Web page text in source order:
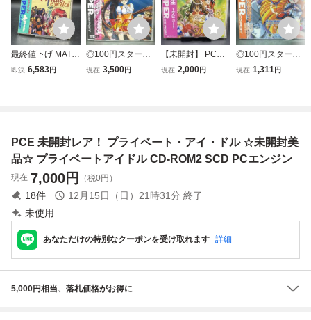
最終値下げ MAT2
40【未開封】PC
即決 6,583円
◎100円スター
ト！新品未開封
G.
現在 3,500円
【未開封】 PCエ
ンジン 誕生 デビ
現在 2,000円
◎100円スター
ト！新品未開封
現在 1,311円
PCE 未開封レア！ プライベート・アイ・ドル ☆未開封美
品☆ プライベートアイドル CD-ROM2 SCD PCエンジン
現在 7,000円 （税0円）
18件 12月15日（日）21時31分 終了
未使用
あなただけの特別なクーポンを受け取れます 詳細
5,000円相当、落札価格がお得に